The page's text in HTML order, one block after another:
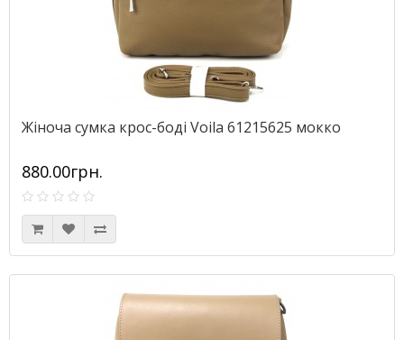
Жіноча сумка крос-боді Voila 61215625 мокко
880.00грн.